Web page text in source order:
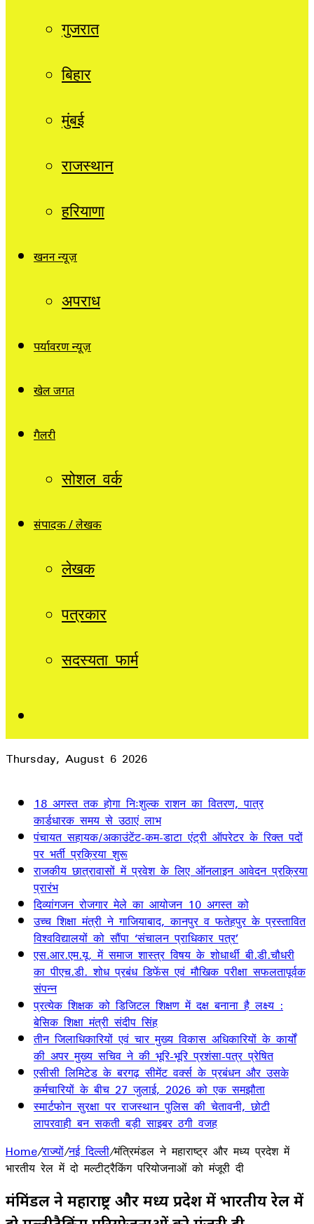
गुजरात
बिहार
मुंबई
राजस्थान
हरियाणा
खनन न्यूज़
अपराध
पर्यावरण न्यूज़
खेल जगत
गैलरी
सोशल वर्क
संपादक / लेखक
लेखक
पत्रकार
सदस्यता फार्म
Thursday, August 6 2026
18 अगस्त तक होगा निःशुल्क राशन का वितरण, पात्र
कार्डधारक समय से उठाएं लाभ
पंचायत सहायक/अकाउंटेंट-कम-डाटा एंट्री ऑपरेटर के रिक्त पदों
पर भर्ती प्रक्रिया शुरू
राजकीय छात्रावासों में प्रवेश के लिए ऑनलाइन आवेदन प्रक्रिया
प्रारंभ
दिव्यांगजन रोजगार मेले का आयोजन 10 अगस्त को
उच्च शिक्षा मंत्री ने गाजियाबाद, कानपुर व फतेहपुर के प्रस्तावित
विश्वविद्यालयों को सौंपा ‘संचालन प्राधिकार पत्र’
एस.आर.एम.यू. में समाज शास्त्र विषय के शोधार्थी बी.डी.चौधरी
का पीएच.डी. शोध प्रबंध डिफेंस एवं मौखिक परीक्षा सफलतापूर्वक
संपन्न
प्रत्येक शिक्षक को डिजिटल शिक्षण में दक्ष बनाना है लक्ष्य :
बेसिक शिक्षा मंत्री संदीप सिंह
तीन जिलाधिकारियों एवं चार मुख्य विकास अधिकारियों के कार्यों
की अपर मुख्य सचिव ने की भूरि-भूरि प्रशंसा-पत्र प्रेषित
एसीसी लिमिटेड के बरगढ़ सीमेंट वर्क्स के प्रबंधन और उसके
कर्मचारियों के बीच 27 जुलाई, 2026 को एक समझौता
स्मार्टफोन सुरक्षा पर राजस्थान पुलिस की चेतावनी, छोटी
लापरवाही बन सकती बड़ी साइबर ठगी वजह
Home/राज्यों/नई दिल्ली/मंत्रिमंडल ने महाराष्ट्र और मध्य प्रदेश में
भारतीय रेल में दो मल्टीट्रैकिंग परियोजनाओं को मंजूरी दी
मंत्रिमंडल ने महाराष्ट्र और मध्य प्रदेश में भारतीय रेल में